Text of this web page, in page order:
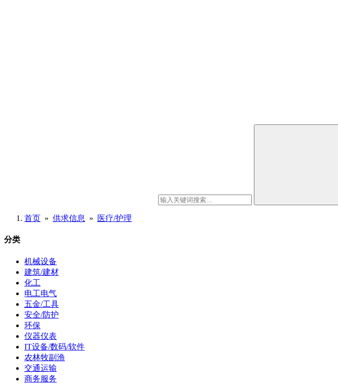
首页 » 供求信息 » 医疗/护理
分类
机械设备
建筑/建材
化工
电工电气
五金/工具
安全/防护
环保
仪器仪表
IT设备/数码/软件
农林牧副渔
交通运输
商务服务